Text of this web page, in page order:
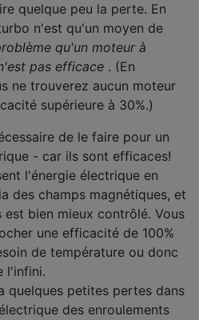
quelque peu la perte. En
n'est qu'un moyen de
qu'un moteur à
pas efficace . (En
ne trouverez aucun moteur
supérieure à 30%.)
de le faire pour un
- car ils sont efficaces!
l'énergie électrique en
des champs magnétiques, et
est bien mieux contrôlé. Vous
une efficacité de 100%
de température ou donc
l'infini.
quelques petites pertes dans
des enroulements